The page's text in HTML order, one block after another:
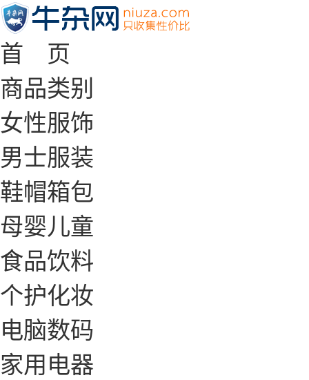
首 页
商品类别
女性服饰
男士服装
鞋帽箱包
母婴儿童
食品饮料
个护化妆
电脑数码
家用电器